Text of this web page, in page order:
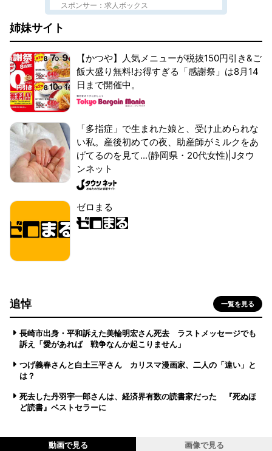
スポンサー：求人ボックス
姉妹サイト
【かつや】人気メニューが税抜150円引き&ご
飯大盛り無料!お得すぎる「感謝祭」は8月14
日まで開催中。
「多指症」で生まれた娘と、受け止められな
い私。産後初めての夜、助産師がミルクをあ
げてるのを見て...(静岡県・20代女性)|Jタウ
ンネット
ゼロまる
追悼 一覧を見る
長崎市出身・平和訴えた美輪明宏さん死去 ラストメッセージでも
訴え「愛があれば 戦争なんか起こりません」
つげ義春さんと白土三平さん カリスマ漫画家、二人の「違い」と
は？
死去した丹羽宇一郎さんは、経済界有数の読書家だった 『死ぬほ
ど読書』ベストセラーに
動画で見る 画像で見る